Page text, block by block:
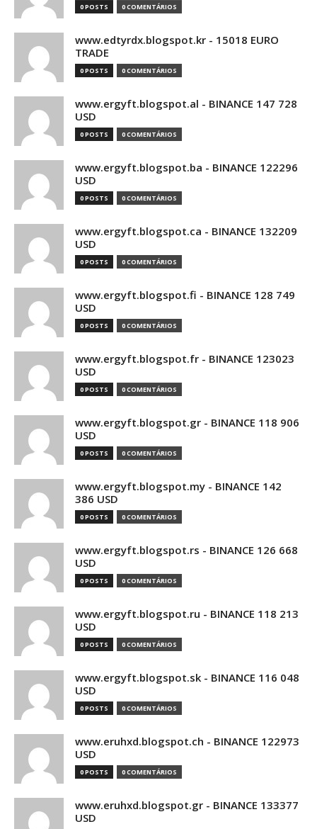
0 POSTS 0 COMENTÁRIOS
www.edtyrdx.blogspot.kr - 15018 EURO
TRADE
0 POSTS 0 COMENTÁRIOS
www.ergyft.blogspot.al - BINANCE 147 728
USD
0 POSTS 0 COMENTÁRIOS
www.ergyft.blogspot.ba - BINANCE 122296
USD
0 POSTS 0 COMENTÁRIOS
www.ergyft.blogspot.ca - BINANCE 132209
USD
0 POSTS 0 COMENTÁRIOS
www.ergyft.blogspot.fi - BINANCE 128 749
USD
0 POSTS 0 COMENTÁRIOS
www.ergyft.blogspot.fr - BINANCE 123023
USD
0 POSTS 0 COMENTÁRIOS
www.ergyft.blogspot.gr - BINANCE 118 906
USD
0 POSTS 0 COMENTÁRIOS
www.ergyft.blogspot.my - BINANCE 142
386 USD
0 POSTS 0 COMENTÁRIOS
www.ergyft.blogspot.rs - BINANCE 126 668
USD
0 POSTS 0 COMENTÁRIOS
www.ergyft.blogspot.ru - BINANCE 118 213
USD
0 POSTS 0 COMENTÁRIOS
www.ergyft.blogspot.sk - BINANCE 116 048
USD
0 POSTS 0 COMENTÁRIOS
www.eruhxd.blogspot.ch - BINANCE 122973
USD
0 POSTS 0 COMENTÁRIOS
www.eruhxd.blogspot.gr - BINANCE 133377
USD